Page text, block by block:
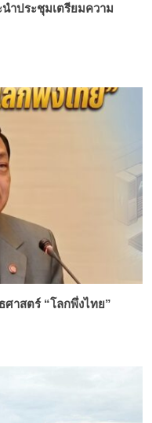
ำประชุมเตรียมความ
าสตร์ “โลกพึ่งไทย”